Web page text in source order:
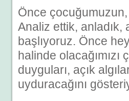
Önce
Analiz ettik, anladık,
başlıyoruz. Önce
halinde olacağımızı
duyguları, açık
uyduracağını